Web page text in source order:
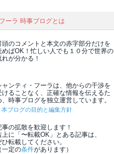
ーラ 時事ブログとは
頭のコメントと本文の赤字部分だけを
めばOK！忙しい人でも１０分で世界の
れが分かる！
ャンティ・フーラは、他からの干渉を
けることなく、正確な情報を伝えるた
、時事ブログを独立運営しています。
ブログの目的と編集方針
事の拡散を歓迎します！
上に「〜転載OK」とある記事は、
ひ転載してください。
一定の条件があります）